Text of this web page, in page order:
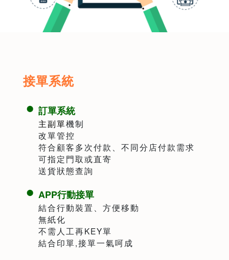
接單系統
訂單系統
主副單機制
改單管控
符合顧客多次付款、不同分店付款需求
可指定門取或直寄
送貨狀態查詢
APP行動接單
結合行動裝置、方便移動
無紙化
不需人工再KEY單
結合印單,接單一氣呵成